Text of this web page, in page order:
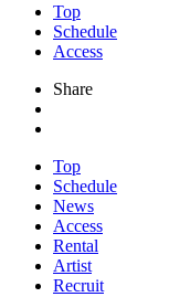
Top
Schedule
Access
Share
Top
Schedule
News
Access
Rental
Artist
Recruit